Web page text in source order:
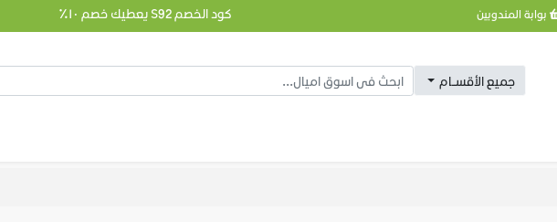
بوابة المندوبين كود الخصم S92 يعطيك خصم ١٠٪
جميع الأقســام